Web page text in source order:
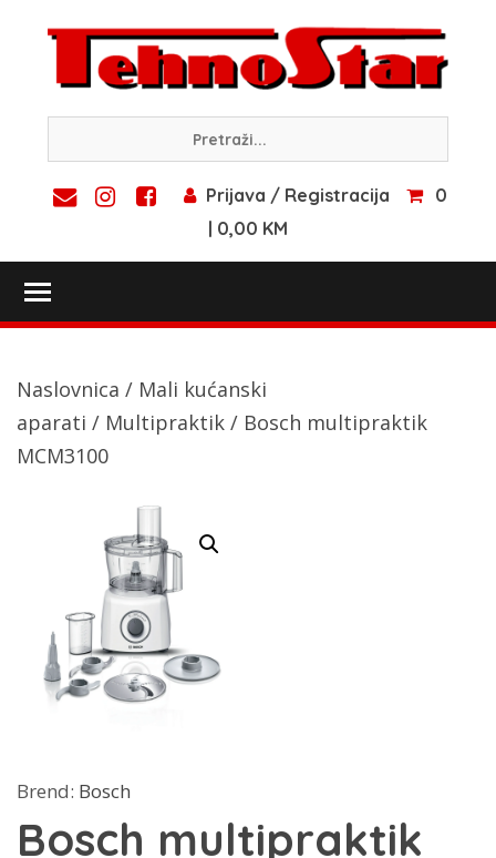
content
Prijava / Registracija
0
| 0,00 KM
Naslovnica / Mali kućanski
aparati / Multipraktik / Bosch multipraktik
MCM3100
Brend: Bosch
Bosch multipraktik